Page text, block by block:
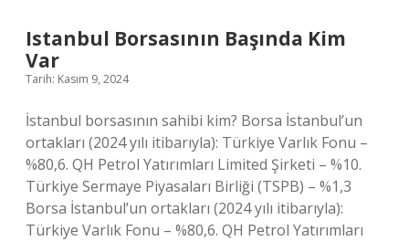
Istanbul Borsasının Başında Kim
Var
Tarih: Kasım 9, 2024
İstanbul borsasının sahibi kim? Borsa İstanbul’un
ortakları (2024 yılı itibarıyla): Türkiye Varlık Fonu –
%80,6. QH Petrol Yatırımları Limited Şirketi – %10.
Türkiye Sermaye Piyasaları Birliği (TSPB) – %1,3
Borsa İstanbul’un ortakları (2024 yılı itibarıyla):
Türkiye Varlık Fonu – %80,6. QH Petrol Yatırımları